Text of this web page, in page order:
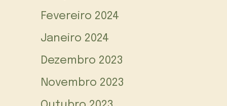
Fevereiro 2024
Janeiro 2024
Dezembro 2023
Novembro 2023